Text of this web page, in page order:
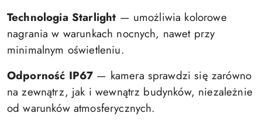
Technologia Starlight — umożliwia kolorowe
nagrania w warunkach nocnych, nawet przy
minimalnym oświetleniu.
Odporność IP67 — kamera sprawdzi się zarówno
na zewnątrz, jak i wewnątrz budynków, niezależnie
od warunków atmosferycznych.